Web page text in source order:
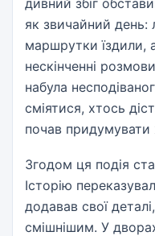
як звичайний день:
маршрутки їздили,
нескінченні
набула
сміятися, хтось
почав придумувати
Згодом ця подія
Історію
додавав свої
смішнішим. У